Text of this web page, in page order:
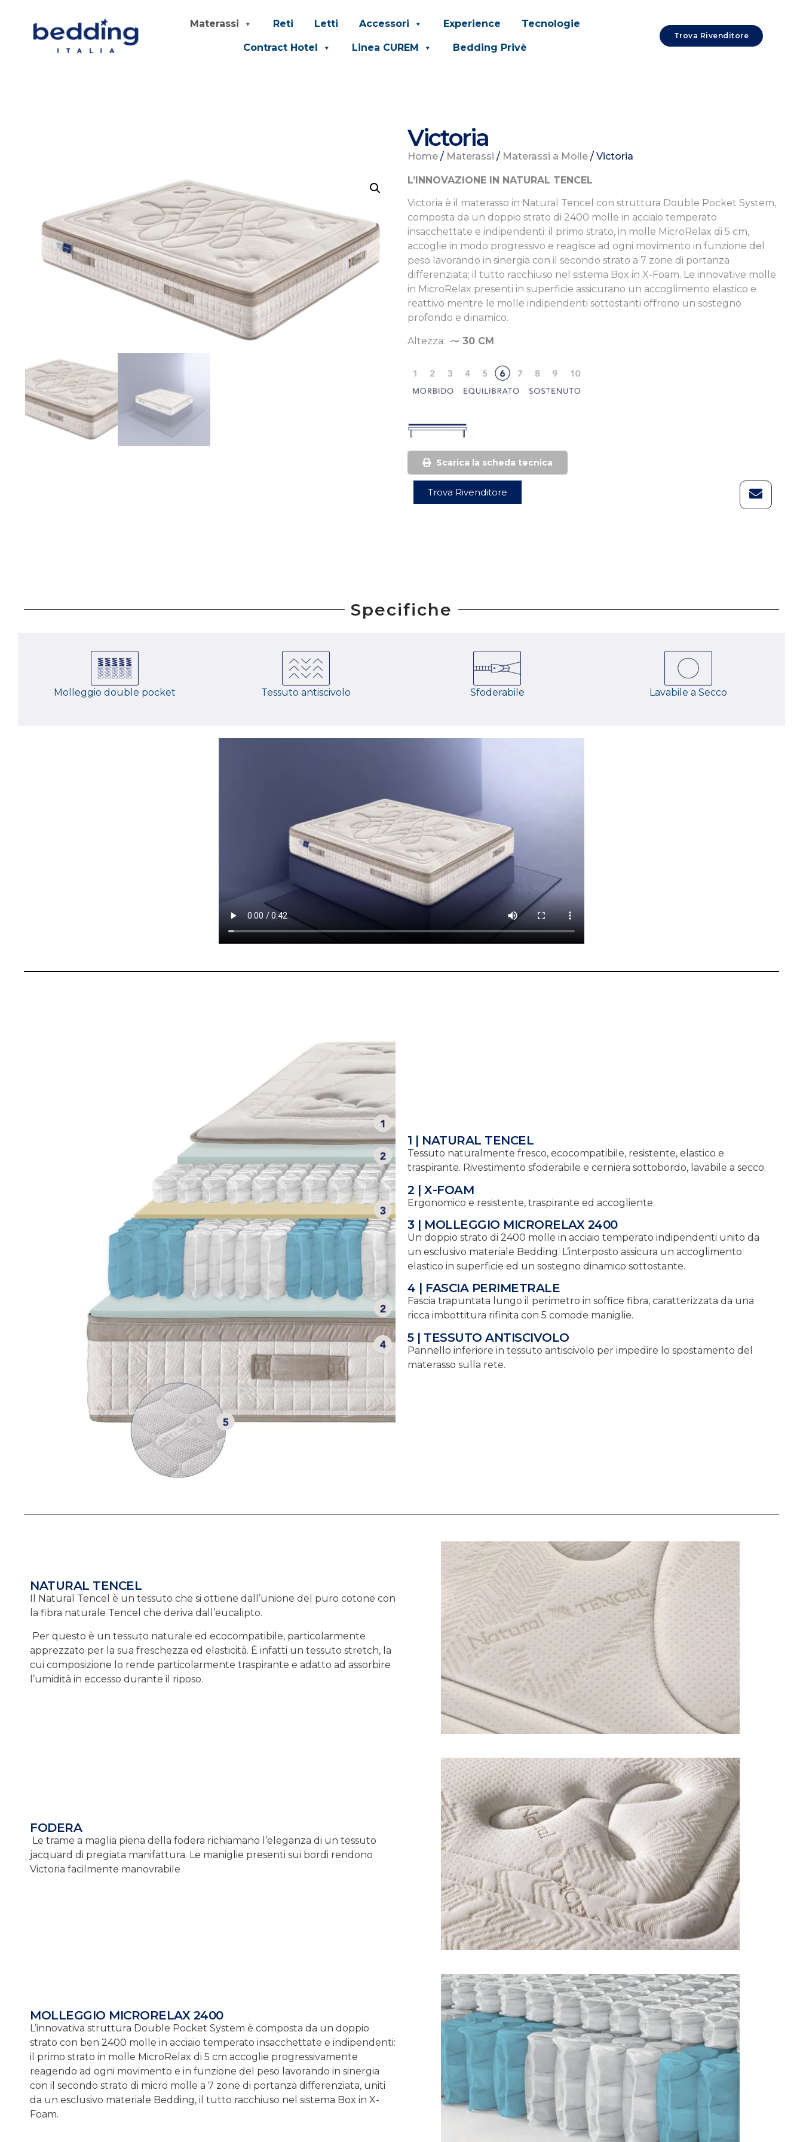
Materassi Reti Letti Accessori Experience Tecnologie
Contract Hotel Linea CUREM Bedding Privè
Trova Rivenditore
Victoria
Home / Materassi / Materassi a Molle / Victoria
L’INNOVAZIONE IN NATURAL TENCEL
Victoria è il materasso in Natural Tencel con struttura Double Pocket System,
composta da un doppio strato di 2400 molle in acciaio temperato
insacchettate e indipendenti: il primo strato, in molle MicroRelax di 5 cm,
accoglie in modo progressivo e reagisce ad ogni movimento in funzione del
peso lavorando in sinergia con il secondo strato a 7 zone di portanza
differenziata; il tutto racchiuso nel sistema Box in X-Foam. Le innovative molle
in MicroRelax presenti in superficie assicurano un accoglimento elastico e
reattivo mentre le molle indipendenti sottostanti offrono un sostegno
profondo e dinamico.
Altezza: ⁓ 30 CM
Scarica la scheda tecnica
Trova Rivenditore
Specifiche
Molleggio double pocket Tessuto antiscivolo Sfoderabile Lavabile a Secco
1 | NATURAL TENCEL
Tessuto naturalmente fresco, ecocompatibile, resistente, elastico e
traspirante. Rivestimento sfoderabile e cerniera sottobordo, lavabile a secco.
2 | X-FOAM
Ergonomico e resistente, traspirante ed accogliente.
3 | MOLLEGGIO MICRORELAX 2400
Un doppio strato di 2400 molle in acciaio temperato indipendenti unito da
un esclusivo materiale Bedding. L’interposto assicura un accoglimento
elastico in superficie ed un sostegno dinamico sottostante.
4 | FASCIA PERIMETRALE
Fascia trapuntata lungo il perimetro in soffice fibra, caratterizzata da una
ricca imbottitura rifinita con 5 comode maniglie.
5 | TESSUTO ANTISCIVOLO
Pannello inferiore in tessuto antiscivolo per impedire lo spostamento del
materasso sulla rete.
NATURAL TENCEL
Il Natural Tencel è un tessuto che si ottiene dall’unione del puro cotone con
la fibra naturale Tencel che deriva dall’eucalipto.
Per questo è un tessuto naturale ed ecocompatibile, particolarmente
apprezzato per la sua freschezza ed elasticità. È infatti un tessuto stretch, la
cui composizione lo rende particolarmente traspirante e adatto ad assorbire
l’umidità in eccesso durante il riposo.
FODERA
Le trame a maglia piena della fodera richiamano l’eleganza di un tessuto
jacquard di pregiata manifattura. Le maniglie presenti sui bordi rendono
Victoria facilmente manovrabile
MOLLEGGIO MICRORELAX 2400
L’innovativa struttura Double Pocket System è composta da un doppio
strato con ben 2400 molle in acciaio temperato insacchettate e indipendenti:
il primo strato in molle MicroRelax di 5 cm accoglie progressivamente
reagendo ad ogni movimento e in funzione del peso lavorando in sinergia
con il secondo strato di micro molle a 7 zone di portanza differenziata, uniti
da un esclusivo materiale Bedding, il tutto racchiuso nel sistema Box in X-
Foam.